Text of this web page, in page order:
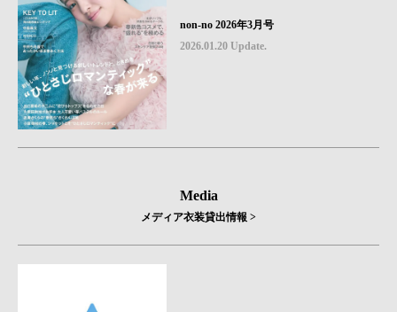
non-no 2026年3月号
2026.01.20 Update.
Media
メディア衣装貸出情報 >